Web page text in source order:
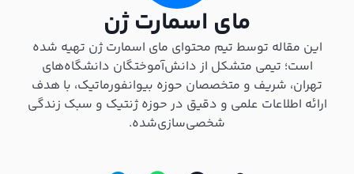
مای اسمارت ژن
این مقاله توسط تیم محتوای مای اسمارت ژن تهیه شده
است؛ تیمی متشکل از دانش‌آموختگان دانشگاه‌های
تهران، شریف و متخصصان حوزه بیوانفورماتیک، با هدف
ارائه اطلاعات علمی و دقیق در حوزه ژنتیک و سبک زندگی
شخصی‌سازی‌شده.